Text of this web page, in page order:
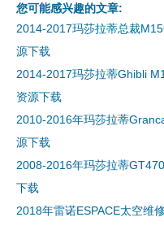
您可能感兴趣的文章:
2014-2017玛莎拉蒂总裁
源下载
2014-2017玛莎拉蒂Ghibli
资源下载
2010-2016年玛莎拉蒂
源下载
2008-2016年玛莎拉蒂
下载
2018年雷诺ESPACE太空维